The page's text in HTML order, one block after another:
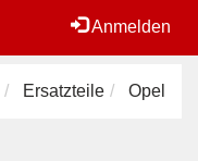
Anmelden
Ersatzteile Opel